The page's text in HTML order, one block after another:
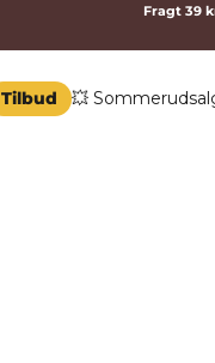
Fragt 39
Tilbud 💥